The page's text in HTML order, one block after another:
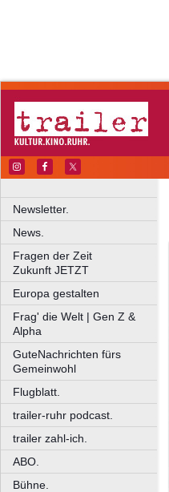
Newsletter.
News.
Fragen der Zeit
Zukunft JETZT
Europa gestalten
Frag' die Welt | Gen Z &
Alpha
GuteNachrichten fürs
Gemeinwohl
Flugblatt.
trailer-ruhr podcast.
trailer zahl-ich.
ABO.
Bühne.